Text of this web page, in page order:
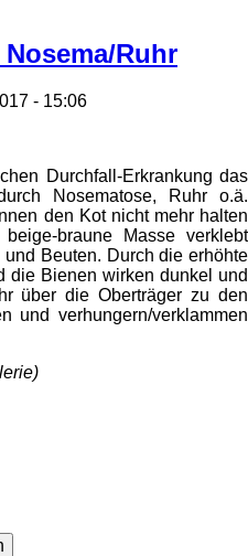
Ruhr
- 15:06
Durchfall-Erkrankung das
Nosematose, Ruhr o.ä.
den Kot nicht mehr halten
braune Masse verklebt
Beuten. Durch die erhöhte
die Bienen wirken dunkel und
über die Oberträger zu den
und verhungern/verklammen